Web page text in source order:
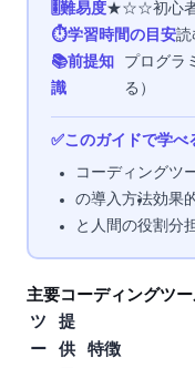
🎚 難易度★☆☆ 初心
⏱ 学習時間の目安読
📚 前提知
識
プログラ
る）
✅ このガイドで学べ
AIコーディング
GitHub Copilotの導入方法効果
AIと人間の役割分
主要AIコーディングツ
ツ
ー
提
供
特徴